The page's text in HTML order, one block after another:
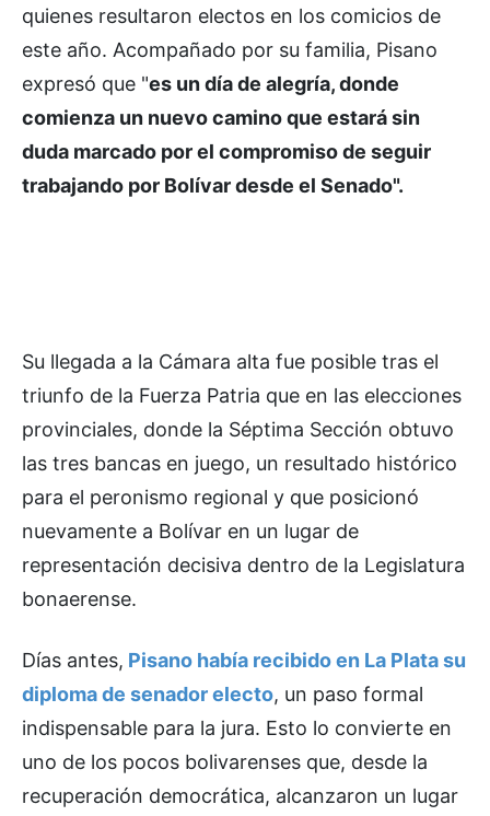
quienes resultaron electos en los comicios de
este año. Acompañado por su familia, Pisano
expresó que "es un día de alegría, donde
comienza un nuevo camino que estará sin
duda marcado por el compromiso de seguir
trabajando por Bolívar desde el Senado".
Su llegada a la Cámara alta fue posible tras el
triunfo de la Fuerza Patria que en las elecciones
provinciales, donde la Séptima Sección obtuvo
las tres bancas en juego, un resultado histórico
para el peronismo regional y que posicionó
nuevamente a Bolívar en un lugar de
representación decisiva dentro de la Legislatura
bonaerense.
Días antes, Pisano había recibido en La Plata su
diploma de senador electo, un paso formal
indispensable para la jura. Esto lo convierte en
uno de los pocos bolivarenses que, desde la
recuperación democrática, alcanzaron un lugar